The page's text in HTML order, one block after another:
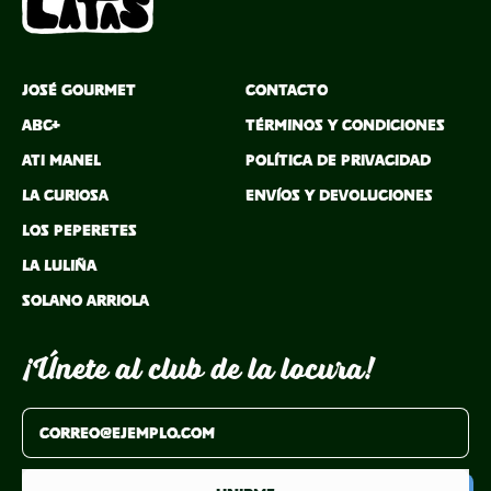
José Gourmet
ABC+
Ati Manel
La Curiosa
Los Peperetes
La Luliña
Solano Arriola
Contacto
Términos y Condiciones
Política de Privacidad
Envíos y Devoluciones
¡Únete al club de la locura!
Dirección de correo electrónico